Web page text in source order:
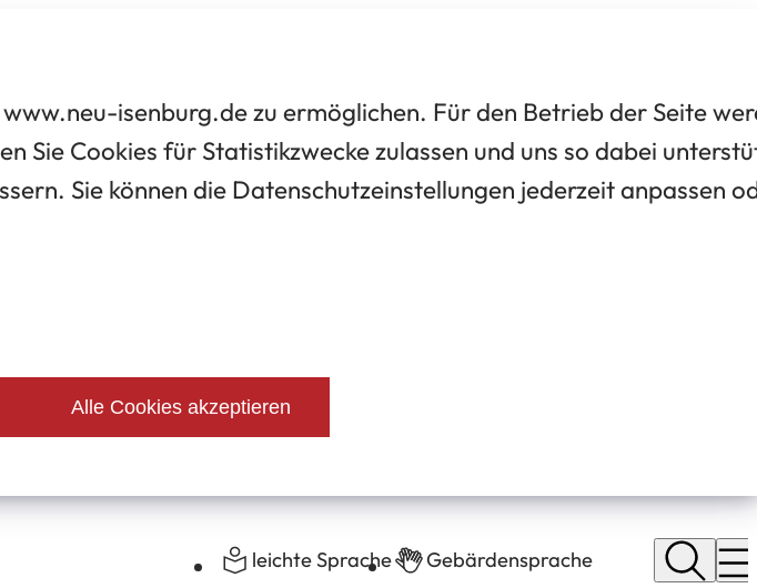
isenburg.de zu ermöglichen. Für den Betrieb der Seite
Sie Cookies für Statistikzwecke zulassen und uns so dabei
Sie können die Datenschutzeinstellungen jederzeit anpassen
Alle Cookies akzeptieren
leichte Sprache Gebärdensprache